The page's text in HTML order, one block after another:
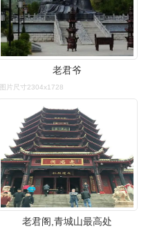
老君爷
图片尺寸2304x1728
老君阁,青城山最高处